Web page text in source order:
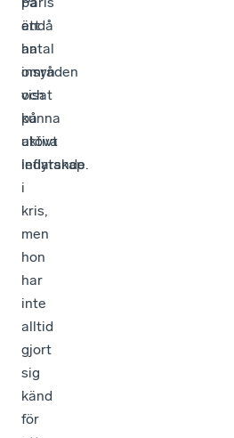
ett
antal
områden
visat
på
aktivt
ledarskap
i
kris,
men
hon
har
inte
alltid
gjort
sig
känd
för
att
ändå
ha
insyn
och
kunna
utöva
inflytande.